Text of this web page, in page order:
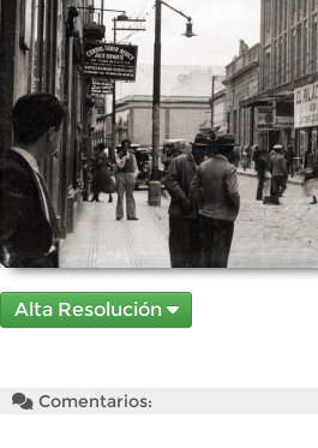
Alta Resolución
Comentarios: